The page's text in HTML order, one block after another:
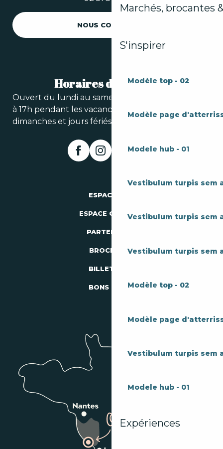
Marchés, brocantes
S'inspirer
Modèle top - 02
Modèle page
Modele hub - 01
Vestibulum turpis sem
Vestibulum turpis sem
Vestibulum turpis sem
Modèle top - 02
Modèle page
Vestibulum turpis sem
Modele hub - 01
Expériences
NOUS CONTACTER
Horaires d'ouverture
Ouvert du lundi au samedi de 9h à 13h (et de 15h
à 17h pendant les vacances scolaires). Fermé les
dimanches et jours fériés.
ESPACE PRO
ESPACE GROUPES
PARTENAIRES
BROCHURES
BILLETTERIE
BONS PLANS